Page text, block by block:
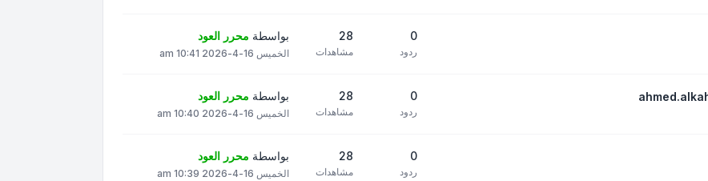
0
ردود
28
مشاهدات
بواسطة محرر العود
الخميس 16-4-2026 10:41 am
0
ردود
28
مشاهدات
بواسطة محرر العود
الخميس 16-4-2026 10:40 am
0
ردود
28
مشاهدات
بواسطة محرر العود
الخميس 16-4-2026 10:39 am